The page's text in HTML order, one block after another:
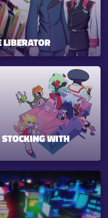
LIBERATOR
WITH